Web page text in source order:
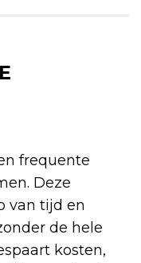
frequente
Deze
van tijd en
de hele
kosten,